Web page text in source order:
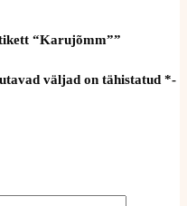
“Karujõmm””
väljad on tähistatud *-